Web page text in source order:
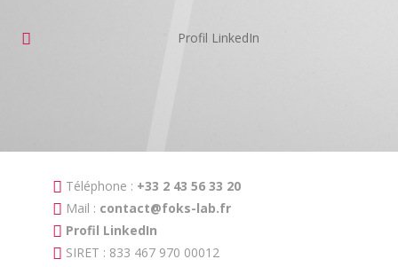
Profil LinkedIn
Téléphone : +33 2 43 56 33 20
Mail : contact@foks-lab.fr
Profil LinkedIn
SIRET : 833 467 970 00012